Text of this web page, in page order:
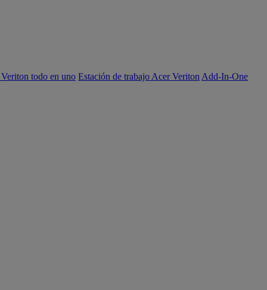
todo en uno Estación de trabajo Acer Veriton Add-In-One